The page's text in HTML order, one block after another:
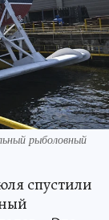
рыболовный
спустили